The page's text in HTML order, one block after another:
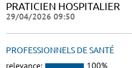
PRATICIEN HOSPITALIER
29/04/2026 09:50
PROFESSIONNELS DE SANTÉ
relevance: 100%